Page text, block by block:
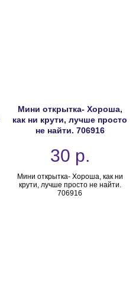
Мини открытка- Хороша,
как ни крути, лучше просто
не найти. 706916
30 р.
Мини открытка- Хороша, как ни
крути, лучше просто не найти.
706916